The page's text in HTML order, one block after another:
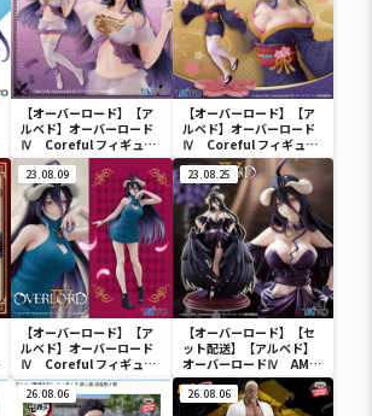
【オーバーロード】【ア
ルベド】オーバーロード
Ⅳ Coreful フィギュ
ア アルベド～ナイトウ
ェアver.～
【オーバーロード】【ア
ルベド】オーバーロード
Ⅳ Coreful フィギュ
ア アルベド～桜和装
ver.～
23.08.09
【オーバーロード】【ア
ルベド】オーバーロード
Ⅳ Coreful フィギュ
ア アルベド～ニットワ
ンピースver.～Renewal
23.08.25
【オーバーロード】【セ
ット配送】【アルベド】
オーバーロードⅣ AMP
＋ アルベド フィギュア～
黒ドレス ver.～
26.08.06 26.08.06